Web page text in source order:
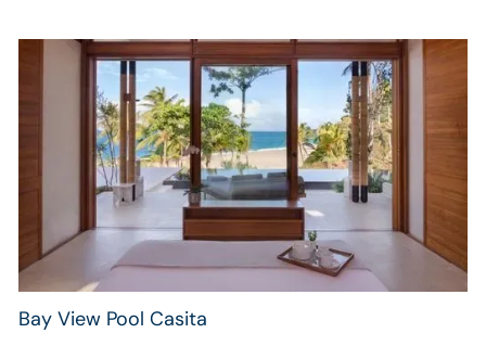
Bay View Pool Casita